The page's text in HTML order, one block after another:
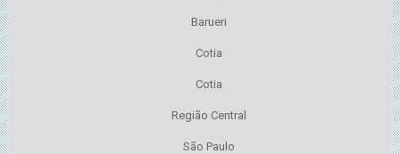
Barueri
Cotia
Cotia
Região Central
São Paulo